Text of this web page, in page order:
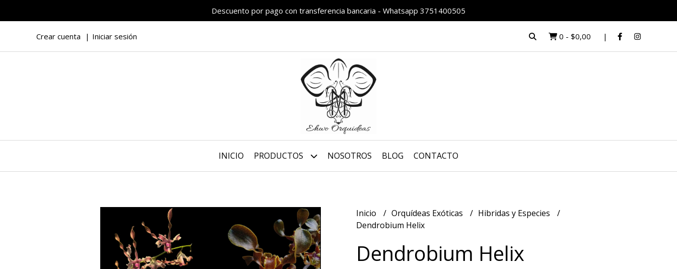
Descuento por pago con transferencia bancaria - Whatsapp 3751400505
Crear cuenta Iniciar sesión 0 - $0,00
INICIO PRODUCTOS NOSOTROS BLOG CONTACTO
Inicio Orquídeas Exóticas
Hibridas y Especies
Dendrobium Helix
Dendrobium Helix